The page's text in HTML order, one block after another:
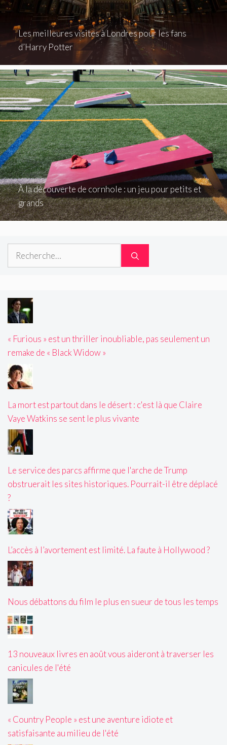
Les meilleures visites à Londres pour les fans
d’Harry Potter
À la découverte de cornhole : un jeu pour petits et
grands
Rechercher :
« Furious » est un thriller inoubliable, pas seulement un
remake de « Black Widow »
La mort est partout dans le désert : c'est là que Claire
Vaye Watkins se sent le plus vivante
Le service des parcs affirme que l'arche de Trump
obstruerait les sites historiques. Pourrait-il être déplacé
?
L’accès à l’avortement est limité. La faute à Hollywood ?
Nous débattons du film le plus en sueur de tous les temps
13 nouveaux livres en août vous aideront à traverser les
canicules de l'été
« Country People » est une aventure idiote et
satisfaisante au milieu de l'été